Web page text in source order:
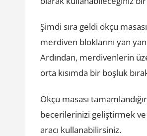
Şimdi sıra geldi okçu
merdiven bloklarını yan
Ardından, merdivenlerin
orta kısımda bir boşluk
Okçu masası
becerilerinizi geliştirmek ve
aracı kullanabilirsiniz.